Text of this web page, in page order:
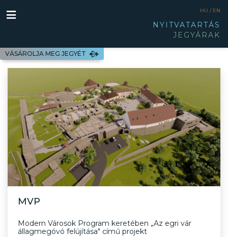
VÁSÁROLJA MEG JEGYÉT
HU / EN
NYITVATARTÁS
JEGYÁRAK
MVP
Modern Városok Program keretében „Az egri vár
állagmegóvó felújítása" című projekt